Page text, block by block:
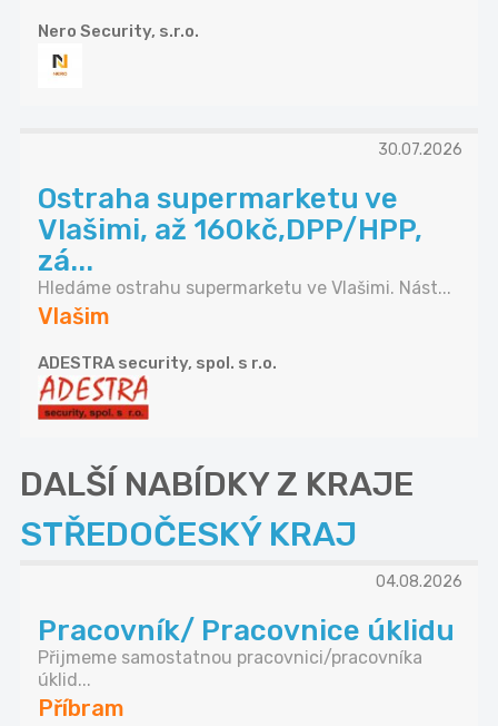
Nero Security, s.r.o.
30.07.2026
Ostraha supermarketu ve
Vlašimi, až 160kč,DPP/HPP,
zá...
Hledáme ostrahu supermarketu ve Vlašimi. Nást...
Vlašim
ADESTRA security, spol. s r.o.
DALŠÍ NABÍDKY Z KRAJE
STŘEDOČESKÝ KRAJ
04.08.2026
Pracovník/ Pracovnice úklidu
Přijmeme samostatnou pracovnici/pracovníka
úklid...
Příbram